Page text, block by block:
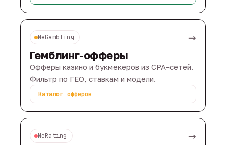
NeGambling →
Гемблинг-офферы
Офферы казино и букмекеров из CPA-сетей.
Фильтр по ГЕО, ставкам и модели.
Каталог офферов
NeRating →